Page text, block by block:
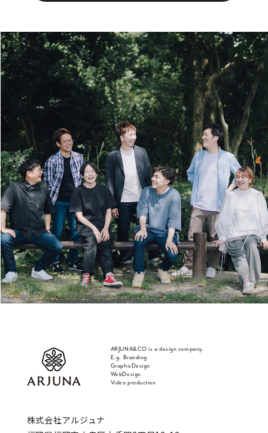
ARJUNA&CO is a design company.
E.g. Branding
GraphicDesign
WebDesign
Video production
株式会社アルジュナ